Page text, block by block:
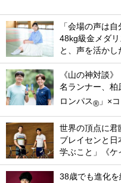
「会場の声は
48kg級金メダ
と、声を活か
《山の神対談
名ランナー、柏
ロンパス® 」×
世界の頂点に君
ブレイセンと日
学ぶこと」《ケ
38歳でも進化